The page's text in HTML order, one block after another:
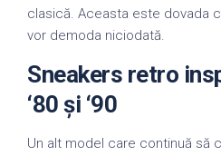
clasică. Aceasta este dovada
vor demoda niciodată.
Sneakers retro
‘80 și ‘90
Un alt model care continuă să